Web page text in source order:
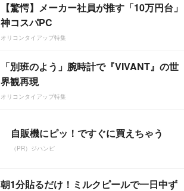
【驚愕】メーカー社員が推す「10万円台」
神コスパPC
オリコンタイアップ特集
「別班のよう」腕時計で『VIVANT』の世
界観再現
オリコンタイアップ特集
自販機にピッ！ですぐに買えちゃう
（PR）ジハンピ
朝1分貼るだけ！ミルクピールで一日中ず